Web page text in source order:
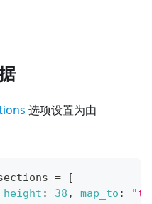
选项设置为由
=
[
height : 38 , map_to :